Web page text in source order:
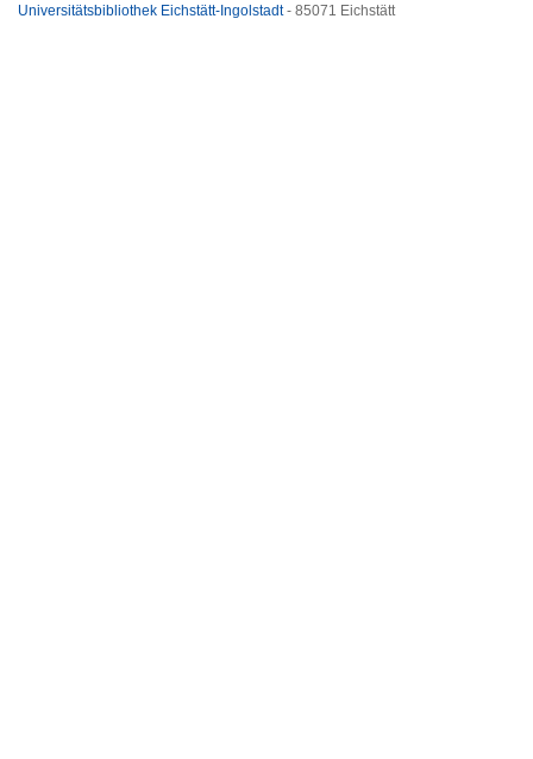
Universitätsbibliothek Eichstätt-Ingolstadt- 85071 Eichstätt